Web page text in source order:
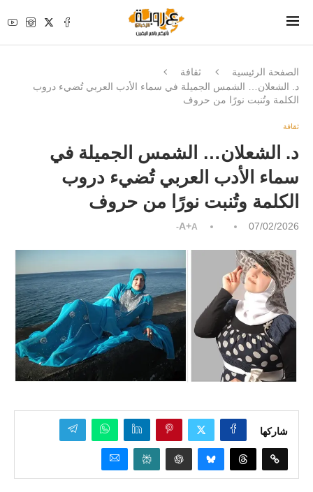
الصفحة الرئيسية
ثقافة
د. الشعلان… الشمس الجميلة في سماء الأدب العربي تُضيء دروب
الكلمة وتُنبت نورًا من حروف
ثقافة
د. الشعلان… الشمس الجميلة في
سماء الأدب العربي تُضيء دروب
الكلمة وتُنبت نورًا من حروف
07/02/2026
A+A-
شاركها